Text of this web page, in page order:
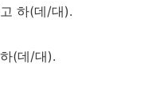
하(데/대).
(데/대).